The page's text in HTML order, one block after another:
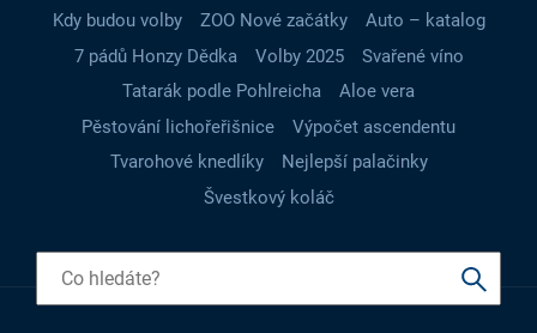
Kdy budou volby
ZOO Nové začátky
Auto – katalog
7 pádů Honzy Dědka
Volby 2025
Svařené víno
Tatarák podle Pohlreicha
Aloe vera
Pěstování lichořeřišnice
Výpočet ascendentu
Tvarohové knedlíky
Nejlepší palačinky
Švestkový koláč